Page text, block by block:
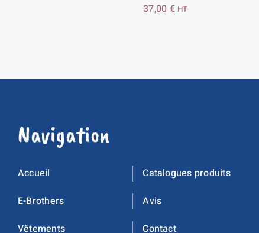
37,00 € HT
Navigation
Accueil
E-Brothers
Vêtements
Catalogues produits
Avis
Contact